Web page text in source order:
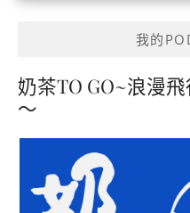
我的
奶茶TO GO~浪漫
～